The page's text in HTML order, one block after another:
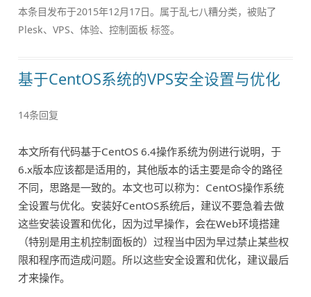
本条目发布于2015年12月17日。属于乱七八糟分类，被贴了
Plesk、VPS、体验、控制面板 标签。
基于CentOS系统的VPS安全设置与优化
14条回复
本文所有代码基于CentOS 6.4操作系统为例进行说明，于
6.x版本应该都是适用的，其他版本的话主要是命令的路径
不同，思路是一致的。本文也可以称为：CentOS操作系统
全设置与优化。安装好CentOS系统后，建议不要急着去做
这些安装设置和优化，因为过早操作，会在Web环境搭建
（特别是用主机控制面板的）过程当中因为早过禁止某些权
限和程序而造成问题。所以这些安全设置和优化，建议最后
才来操作。